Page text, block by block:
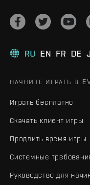
RU EN FR DE
НАЧНИТЕ ИГРАТЬ В
Играть бесплатно
Скачать клиент игры
Продлить время игры
Системные
Руководство для